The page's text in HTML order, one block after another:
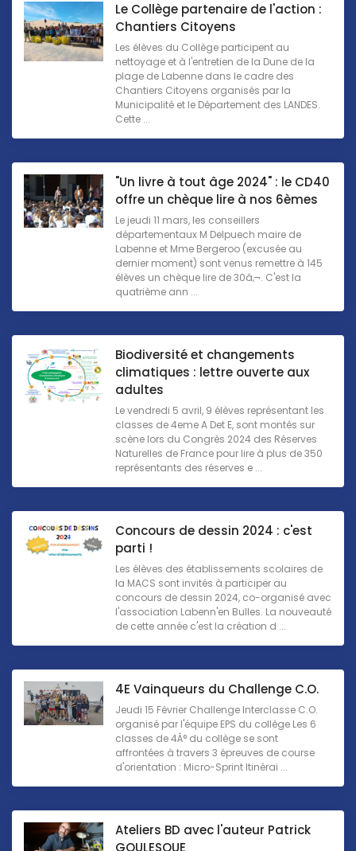
Le Collège partenaire de l'action :
Chantiers Citoyens
Les élèves du Collège participent au
nettoyage et à l'entretien de la Dune de la
plage de Labenne dans le cadre des
Chantiers Citoyens organisés par la
Municipalité et le Département des LANDES.
Cette ...
"Un livre à tout âge 2024" : le CD40
offre un chèque lire à nos 6èmes
Le jeudi 11 mars, les conseillers
départementaux M Delpuech maire de
Labenne et Mme Bergeroo (excusée au
dernier moment) sont venus remettre à 145
élèves un chèque lire de 30â‚¬. C'est la
quatrième ann ...
Biodiversité et changements
climatiques : lettre ouverte aux
adultes
Le vendredi 5 avril, 9 élèves représentant les
classes de 4eme A Det E, sont montés sur
scène lors du Congrès 2024 des Réserves
Naturelles de France pour lire à plus de 350
représentants des réserves e ...
Concours de dessin 2024 : c'est
parti !
Les élèves des établissements scolaires de
la MACS sont invités à participer au
concours de dessin 2024, co-organisé avec
l'association Labenn'en Bulles. La nouveauté
de cette année c'est la création d ...
4E Vainqueurs du Challenge C.O.
Jeudi 15 Février Challenge Interclasse C.O.
organisé par l'équipe EPS du collège Les 6
classes de 4Â° du collège se sont
affrontées à travers 3 épreuves de course
d'orientation : Micro-Sprint Itinérai ...
Ateliers BD avec l'auteur Patrick